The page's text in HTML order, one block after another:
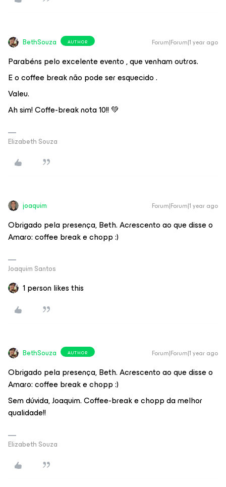
BethSouza AUTHOR Forum|Forum|1 year ago
Parabéns pelo excelente evento , que venham outros.
E o coffee break não pode ser esquecido .
Valeu.
Ah sim! Coffe-break nota 10!! 💚
Elizabeth Souza
joaquim Forum|Forum|1 year ago
Obrigado pela presença, Beth. Acrescento ao que disse o
Amaro: coffee break e chopp :)
Joaquim Santos
1 person likes this
BethSouza AUTHOR Forum|Forum|1 year ago
Obrigado pela presença, Beth. Acrescento ao que disse o
Amaro: coffee break e chopp :)
Sem dúvida, Joaquim. Coffee-break e chopp da melhor
qualidade!!
Elizabeth Souza